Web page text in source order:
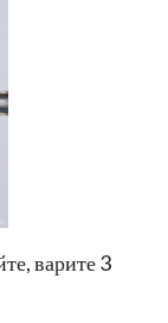
варите 3